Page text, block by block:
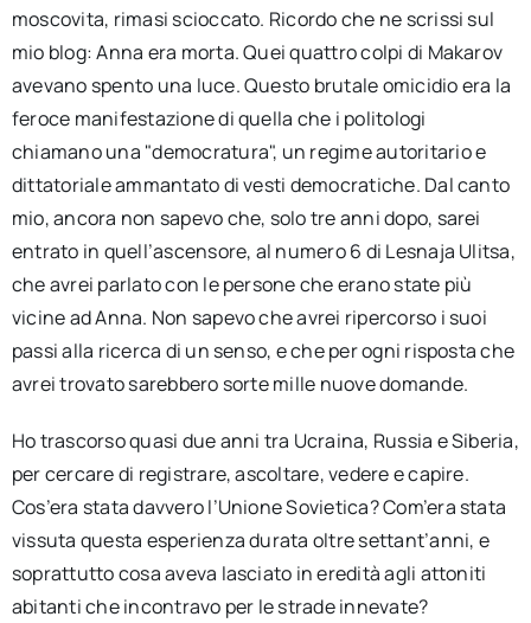
moscovita, rimasi scioccato. Ricordo che ne scrissi sul
mio blog: Anna era morta. Quei quattro colpi di Makarov
avevano spento una luce. Questo brutale omicidio era la
feroce manifestazione di quella che i politologi
chiamano una "democratura", un regime autoritario e
dittatoriale ammantato di vesti democratiche. Dal canto
mio, ancora non sapevo che, solo tre anni dopo, sarei
entrato in quell’ascensore, al numero 6 di Lesnaja Ulitsa,
che avrei parlato con le persone che erano state più
vicine ad Anna. Non sapevo che avrei ripercorso i suoi
passi alla ricerca di un senso, e che per ogni risposta che
avrei trovato sarebbero sorte mille nuove domande.
Ho trascorso quasi due anni tra Ucraina, Russia e Siberia,
per cercare di registrare, ascoltare, vedere e capire.
Cos’era stata davvero l’Unione Sovietica? Com’era stata
vissuta questa esperienza durata oltre settant’anni, e
soprattutto cosa aveva lasciato in eredità agli attoniti
abitanti che incontravo per le strade innevate?